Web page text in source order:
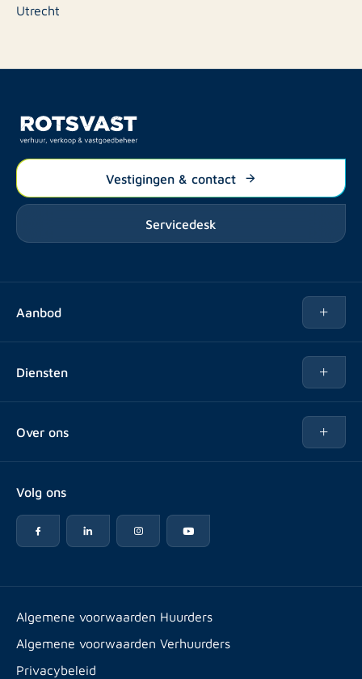
Utrecht
Vestigingen & contact
Servicedesk
Aanbod
Diensten
Vastgoedbeheer
Advies
Expats
Energielabel
Over ons
Veelgestelde vragen
Reviews
Artikelen
Volg ons
Algemene voorwaarden Huurders
Algemene voorwaarden Verhuurders
Privacybeleid